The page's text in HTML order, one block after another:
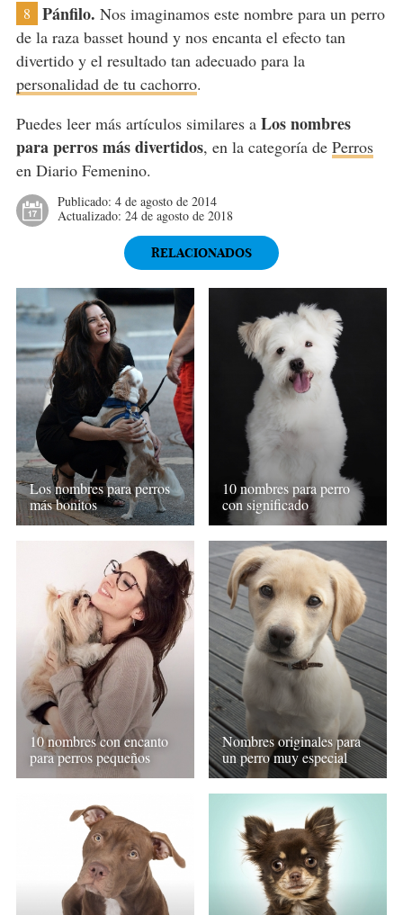
8 Pánfilo. Nos imaginamos este nombre para un perro
de la raza basset hound y nos encanta el efecto tan
divertido y el resultado tan adecuado para la
personalidad de tu cachorro.
Puedes leer más artículos similares a Los nombres
para perros más divertidos, en la categoría de Perros
en Diario Femenino.
Publicado: 4 de agosto de 2014
Actualizado: 24 de agosto de 2018
RELACIONADOS
Los nombres para perros
más bonitos
10 nombres para perro
con significado
10 nombres con encanto
para perros pequeños
Nombres originales para
un perro muy especial